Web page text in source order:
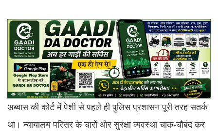
अब्बास की कोर्ट में पेशी से पहले ही पुलिस प्रशासन पूरी तरह सतर्क
था। न्यायालय परिसर के चारों ओर सुरक्षा व्यवस्था चाक-चौबंद कर